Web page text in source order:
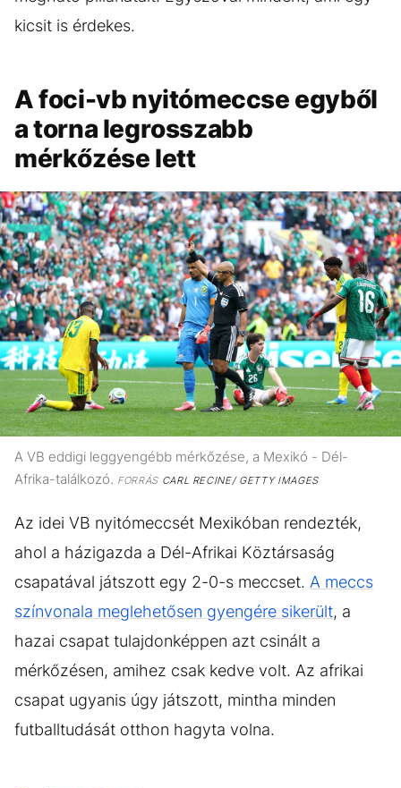
kicsit is érdekes.
A foci-vb nyitómeccse egyből
a torna legrosszabb
mérkőzése lett
A VB eddigi leggyengébb mérkőzése, a Mexikó - Dél-
Afrika-találkozó. FORRÁSCARL RECINE/ GETTY IMAGES
Az idei VB nyitómeccsét Mexikóban rendezték,
ahol a házigazda a Dél-Afrikai Köztársaság
csapatával játszott egy 2-0-s meccset. A meccs
színvonala meglehetősen gyengére sikerült, a
hazai csapat tulajdonképpen azt csinált a
mérkőzésen, amihez csak kedve volt. Az afrikai
csapat ugyanis úgy játszott, mintha minden
futballtudását otthon hagyta volna.